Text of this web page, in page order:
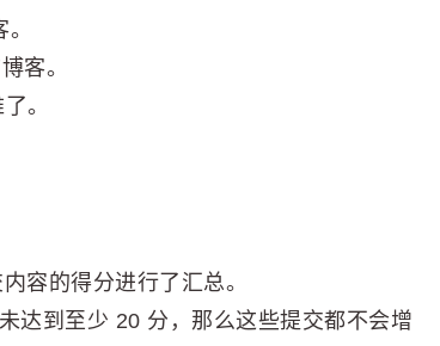
客。
。
容的得分进行了汇总。
达到至少 20 分，那么这些提交都不会增